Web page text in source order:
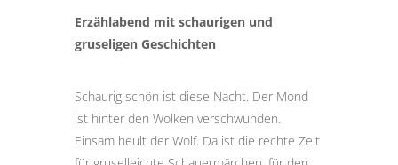
Erzählabend mit schaurigen und
gruseligen Geschichten
Schaurig schön ist diese Nacht. Der Mond
ist hinter den Wolken verschwunden.
Einsam heult der Wolf. Da ist die rechte Zeit